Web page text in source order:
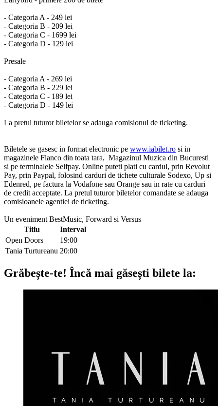
- Categoria A - 249 lei
- Categoria B - 209 lei
- Categoria C - 1699 lei
- Categoria D - 129 lei
Presale
- Categoria A - 269 lei
- Categoria B - 229 lei
- Categoria C - 189 lei
- Categoria D - 149 lei
La pretul tuturor biletelor se adauga comisionul de ticketing.
Biletele se gasesc in format electronic pe www.iabilet.ro si in
magazinele Flanco din toata tara, Magazinul Muzica din Bucuresti
si pe terminalele Selfpay. Online puteti plati cu cardul, prin Revolut
Pay, prin Paypal, folosind carduri de tichete culturale Sodexo, Up si
Edenred, pe factura la Vodafone sau Orange sau in rate cu carduri
de credit acceptate. La pretul tuturor biletelor comandate se adauga
comisioanele agentiei de ticketing.
Un eveniment BestMusic, Forward si Versus
Titlu
Interval
Open Doors
19:00
Tania Turtureanu 20:00
Grăbește-te! Încă mai găsești bilete la: